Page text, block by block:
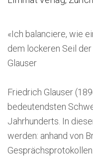
«Ich balanciere, wie
dem lockeren Seil
Glauser
Friedrich Glauser
bedeutendsten
Jahrhunderts. In
werden: anhand von